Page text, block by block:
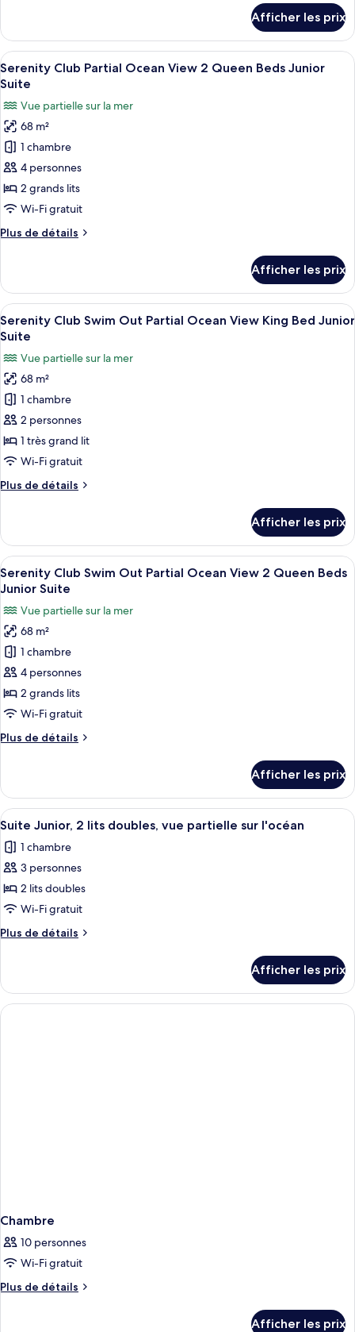
View
2
Queen
Junior
Suite
Serenity
Club
Ocean
View
Queen
Beds
Junior
Suite
Afficher les prix
Afficher
toutes
photos
pour
ce
type
de
chambre :
Club
View
2
Queen
Beds
Junior
Suite
Une chambre d’hôtel avec deux lits,
5
Serenity Club Partial Ocean View 2 Queen Beds Junior
Suite
Vue partielle sur la mer
68 m²
1 chambre
4 personnes
2 grands lits
Wi-Fi gratuit
Plus de détails
Plus
Serenity
Club
Partial
Ocean
2
Queen
Beds
Junior
Suite
Afficher les prix
Afficher
toutes
photos
pour
ce
type
de
chambre :
Club
Partial
Ocean
View
King
Bed
Junior
Suite
Quatre bouteilles de boissons
5
Serenity Club Swim Out Partial Ocean View King Bed Junior
Suite
Vue partielle sur la mer
68 m²
1 chambre
2 personnes
1 très grand lit
Wi-Fi gratuit
Plus de détails
Plus
Serenity
Club
Swim
Out
Ocean
View
King
Bed
Junior
Afficher les prix
Afficher
toutes
photos
pour
ce
type
de
chambre :
Club
Partial
Ocean
View
2
Queen
Beds
Junior
Suite
Une chambre d’hôtel avec deux lits,
6
Serenity Club Swim Out Partial Ocean View 2 Queen Beds
Junior Suite
Vue partielle sur la mer
68 m²
1 chambre
4 personnes
2 grands lits
Wi-Fi gratuit
Plus de détails
Plus
Serenity
Club
Swim
Partial
Ocean
2
Queen
Junior
Afficher les prix
Afficher
toutes
les
photos
pour
ce
type
de
Suite
Junior,
2
Suite Junior, 2 lits doubles, vue
5
Suite Junior, 2 lits doubles, vue partielle sur l'océan
1 chambre
3 personnes
2 lits doubles
Wi-Fi gratuit
Plus de détails
Plus
Suite
Junior,
2
Afficher les prix
Chambre
10 personnes
Wi-Fi gratuit
Plus de détails
Plus
Afficher les prix